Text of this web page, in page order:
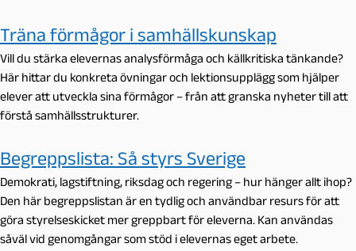
Träna förmågor i samhällskunskap
Vill du stärka elevernas analysförmåga och källkritiska tänkande?
Här hittar du konkreta övningar och lektionsupplägg som hjälper
elever att utveckla sina förmågor – från att granska nyheter till att
förstå samhällsstrukturer.
Begreppslista: Så styrs Sverige
Demokrati, lagstiftning, riksdag och regering – hur hänger allt ihop?
Den här begreppslistan är en tydlig och användbar resurs för att
göra styrelseskicket mer greppbart för eleverna. Kan användas
såväl vid genomgångar som stöd i elevernas eget arbete.